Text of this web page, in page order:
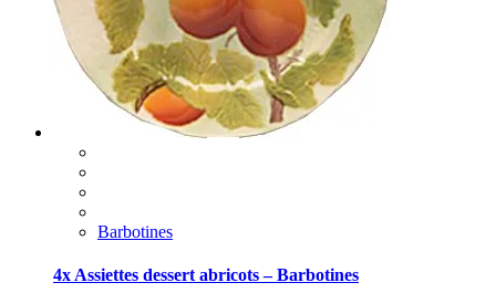
Barbotines
4x Assiettes dessert abricots – Barbotines